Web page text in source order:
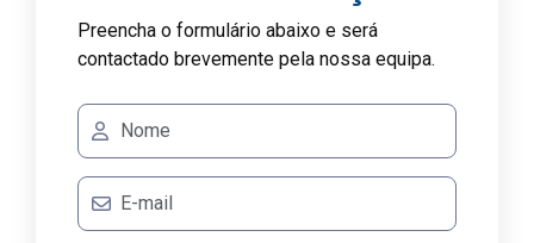
Preencha o formulário abaixo e será
contactado brevemente pela nossa equipa.